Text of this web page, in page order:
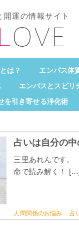
運の情報サイト
は？ エンパス体
エンパスとスピリ
を引き寄せる浄化術
占いは自分の
三里あれんです
命で読み解く！
人間関係のお悩み 占